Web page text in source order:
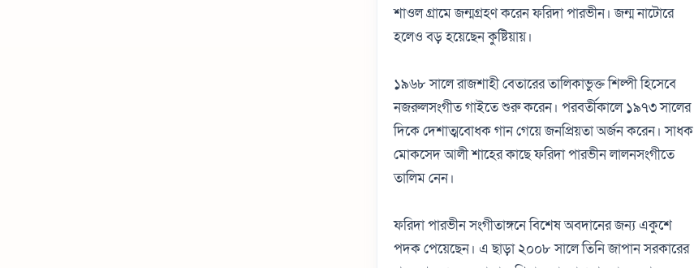
শাওল গ্রামে জন্মগ্রহণ করেন ফরিদা পারভীন। জন্ম নাটোরে
হলেও বড় হয়েছেন কুষ্টিয়ায়।
১৯৬৮ সালে রাজশাহী বেতারের তালিকাভুক্ত শিল্পী হিসেবে
নজরুলসংগীত গাইতে শুরু করেন। পরবর্তীকালে ১৯৭৩ সালের
দিকে দেশাত্মবোধক গান গেয়ে জনপ্রিয়তা অর্জন করেন। সাধক
মোকসেদ আলী শাহের কাছে ফরিদা পারভীন লালনসংগীতে
তালিম নেন।
ফরিদা পারভীন সংগীতাঙ্গনে বিশেষ অবদানের জন্য একুশে
পদক পেয়েছেন। এ ছাড়া ২০০৮ সালে তিনি জাপান সরকারের